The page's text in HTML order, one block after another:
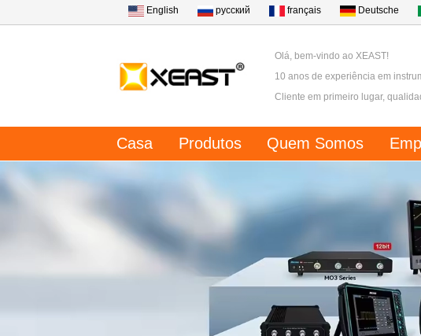
English русский français Deutsche
Olá, bem-vindo ao XEAST!
10 anos de experiência em
Cliente em primeiro lugar,
Casa Produtos Quem Somos